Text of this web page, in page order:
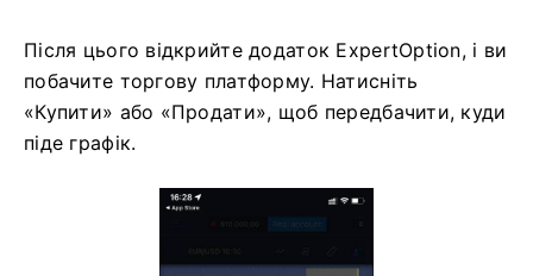
Після цього відкрийте додаток ExpertOption, і ви
побачите торгову платформу. Натисніть
«Купити» або «Продати», щоб передбачити, куди
піде графік.